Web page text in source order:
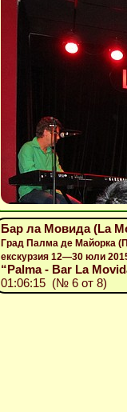
Бар ла Мовида (La
Град Палма де Майорка
екскурзия 12—30 юли
“Palma - Bar La
01:06:15 (№ 6 от 8)